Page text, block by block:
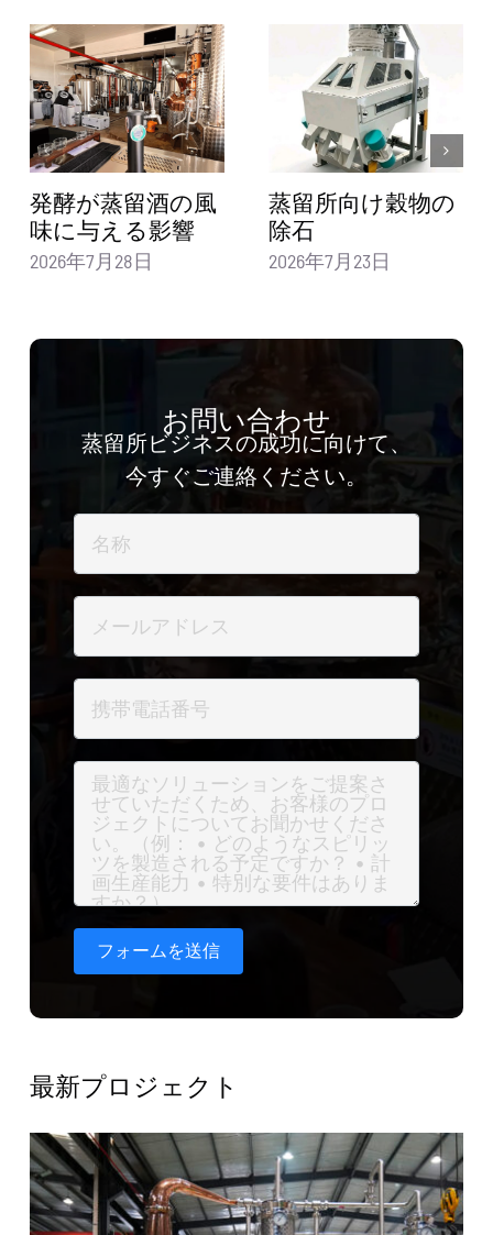
発酵が蒸留酒の風
味に与える影響
2026年7月28日
蒸留所向け穀物の
除石
2026年7月23日
お問い合わせ
蒸留所ビジネスの成功に向けて、
今すぐご連絡ください。
フォームを送信
最新プロジェクト